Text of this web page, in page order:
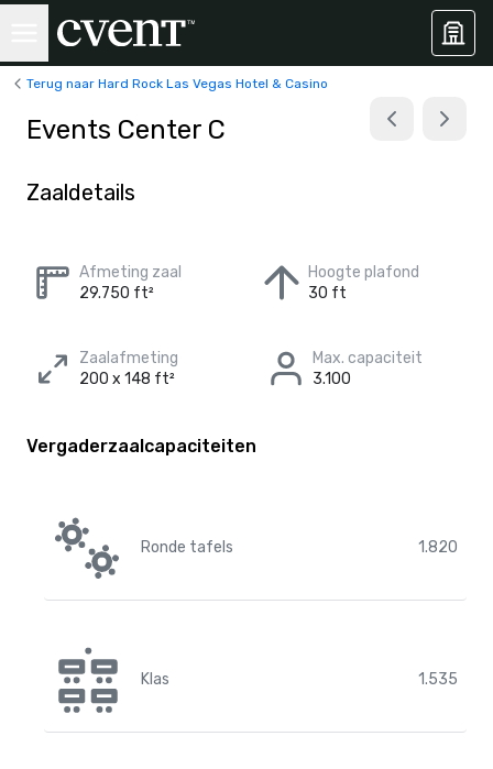
Terug naar Hard Rock Las Vegas Hotel & Casino
Events Center C
Zaaldetails
Afmeting zaal
29.750 ft²
Hoogte plafond
30 ft
Zaalafmeting
200 x 148 ft²
Max. capaciteit
3.100
Vergaderzaalcapaciteiten
Ronde tafels 1.820
Klas 1.535